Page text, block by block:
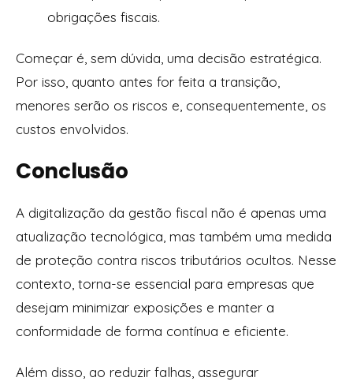
obrigações fiscais.
Começar é, sem dúvida, uma decisão estratégica.
Por isso, quanto antes for feita a transição,
menores serão os riscos e, consequentemente, os
custos envolvidos.
Conclusão
A digitalização da gestão fiscal não é apenas uma
atualização tecnológica, mas também uma medida
de proteção contra riscos tributários ocultos. Nesse
contexto, torna-se essencial para empresas que
desejam minimizar exposições e manter a
conformidade de forma contínua e eficiente.
Além disso, ao reduzir falhas, assegurar